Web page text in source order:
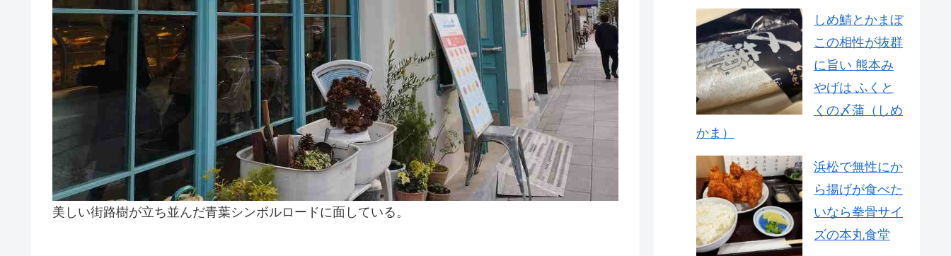
美しい街路樹が立ち並んだ青葉シンボルロードに面している。
しめ鯖とかまぼ
この相性が抜群
に旨い 熊本み
やげは ふくと
くの〆蒲（しめ
かま）
浜松で無性にか
ら揚げが食べた
いなら拳骨サイ
ズの本丸食堂